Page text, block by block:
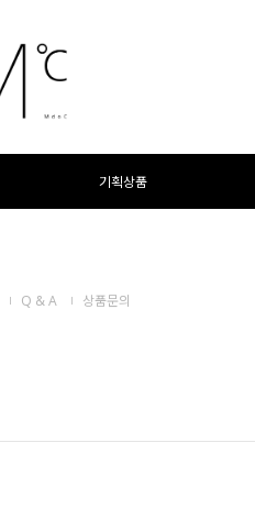
기획상품
Q & A 상품문의